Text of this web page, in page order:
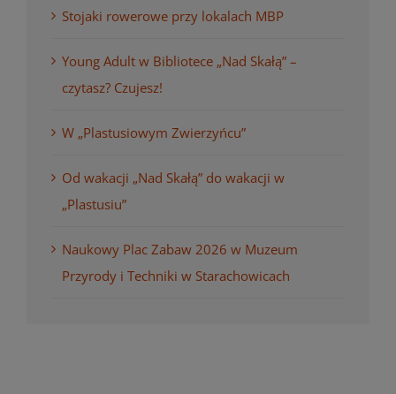
Stojaki rowerowe przy lokalach MBP
Young Adult w Bibliotece „Nad Skałą” –
czytasz? Czujesz!
W „Plastusiowym Zwierzyńcu”
Od wakacji „Nad Skałą” do wakacji w
„Plastusiu”
Naukowy Plac Zabaw 2026 w Muzeum
Przyrody i Techniki w Starachowicach